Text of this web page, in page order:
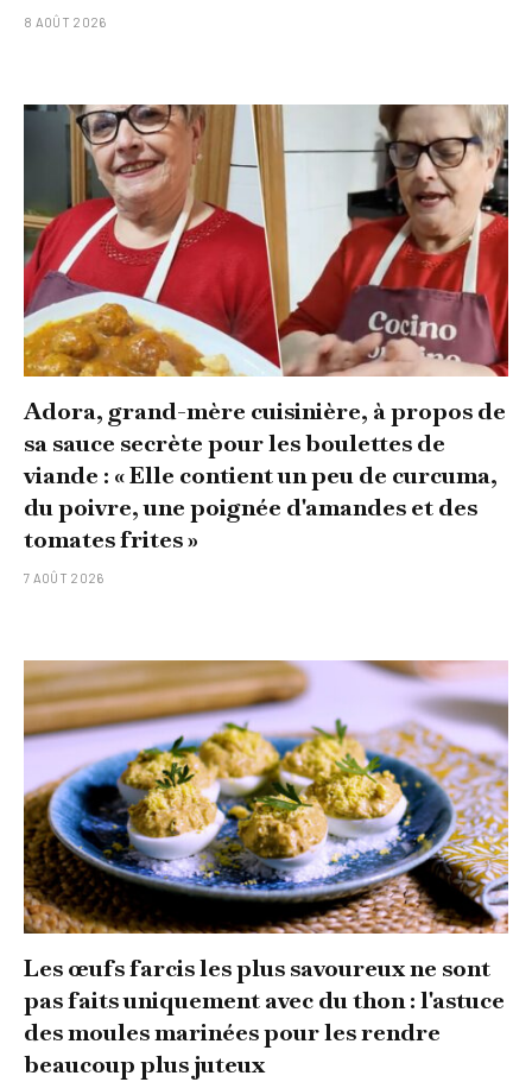
8 AOÛT 2026
Adora, grand-mère cuisinière, à propos de
sa sauce secrète pour les boulettes de
viande : « Elle contient un peu de curcuma,
du poivre, une poignée d'amandes et des
tomates frites »
7 AOÛT 2026
Les œufs farcis les plus savoureux ne sont
pas faits uniquement avec du thon : l'astuce
des moules marinées pour les rendre
beaucoup plus juteux